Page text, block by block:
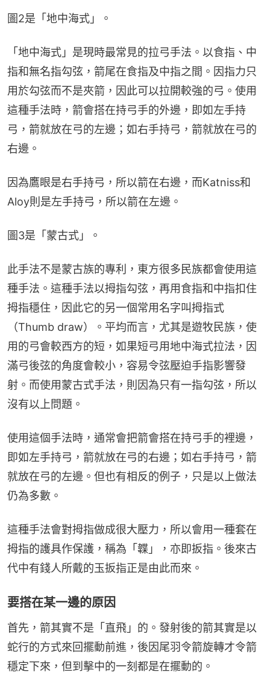
圖2是「地中海式」。
「地中海式」是現時最常見的拉弓手法。以食指、中
指和無名指勾弦，箭尾在食指及中指之間。因指力只
用於勾弦而不是夾箭，因此可以拉開較強的弓。使用
這種手法時，箭會搭在持弓手的外邊，即如左手持
弓，箭就放在弓的左邊；如右手持弓，箭就放在弓的
右邊。
因為鷹眼是右手持弓，所以箭在右邊，而Katniss和
Aloy則是左手持弓，所以箭在左邊。
圖3是「蒙古式」。
此手法不是蒙古族的專利，東方很多民族都會使用這
種手法。這種手法以拇指勾弦，再用食指和中指扣住
拇指穩住，因此它的另一個常用名字叫拇指式
（Thumb draw）。平均而言，尤其是遊牧民族，使
用的弓會較西方的短，如果短弓用地中海式拉法，因
滿弓後弦的角度會較小，容易令弦壓迫手指影響發
射。而使用蒙古式手法，則因為只有一指勾弦，所以
沒有以上問題。
使用這個手法時，通常會把箭會搭在持弓手的裡邊，
即如左手持弓，箭就放在弓的右邊；如右手持弓，箭
就放在弓的左邊。但也有相反的例子，只是以上做法
仍為多數。
這種手法會對拇指做成很大壓力，所以會用一種套在
拇指的護具作保護，稱為「韘」，亦即扳指。後來古
代中有錢人所戴的玉扳指正是由此而來。
要搭在某一邊的原因
首先，箭其實不是「直飛」的。發射後的箭其實是以
蛇行的方式來回擺動前進，後因尾羽令箭旋轉才令箭
穩定下來，但到擊中的一刻都是在擺動的。